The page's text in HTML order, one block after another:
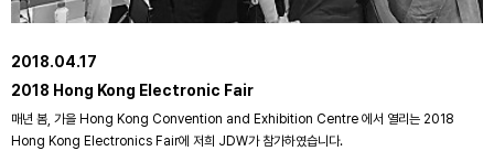
2018.04.17
2018 Hong Kong Electronic Fair
매년 봄, 가을 Hong Kong Convention and Exhibition Centre 에서 열리는 2018
Hong Kong Electronics Fair에 저희 JDW가 참가하였습니다.